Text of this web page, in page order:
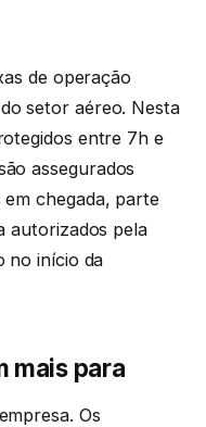
de operação
setor aéreo. Nesta
entre 7h e
assegurados
chegada, parte
autorizados pela
no início da
mais para
Os